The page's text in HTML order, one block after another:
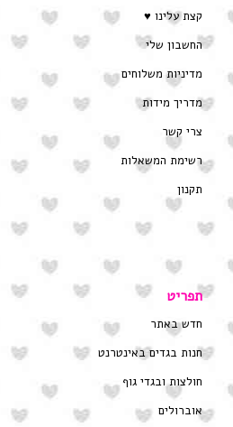
קצת עלינו ♥
החשבון שלי
מדיניות משלוחים
מדריך מידות
צרי קשר
רשימת המשאלות
תקנון
תפריט
חדש באתר
חנות בגדים באינטרנט
חולצות ובגדי גוף
אוברולים